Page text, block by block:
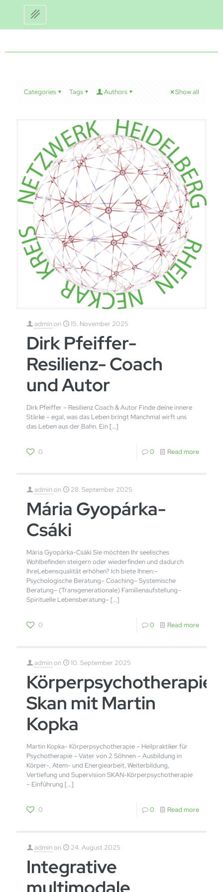
Categories Tags Authors Show all
adminon 15. November 2025
Dirk Pfeiffer-
Resilienz- Coach
und Autor
Dirk Pfeiffer – Resilienz Coach & Autor Finde deine innere
Stärke – egal, was das Leben bringt Manchmal wirft uns
das Leben aus der Bahn. Ein[…]
0 0 Read more
adminon 28. September 2025
Mária Gyopárka-
Csáki
Mária Gyopárka-Csáki Sie möchten Ihr seelisches
Wohlbefinden steigern oder wiederfinden und dadurch
IhreLebensqualität erhöhen? Ich biete Ihnen:–
Psychologische Beratung– Coaching– Systemische
Beratung– (Transgenerationale) Familienaufstellung–
Spirituelle Lebensberatung–[…]
0 0 Read more
adminon 10. September 2025
Körperpsychotherapie
Skan mit Martin
Kopka
Martin Kopka- Körperpsychotherapie – Heilpraktiker für
Psychotherapie – Vater von 2 Söhnen – Ausbildung in
Körper-, Atem- und Energiearbeit, Weiterbildung,
Vertiefung und Supervision SKAN-Körperpsychotherapie
– Einführung […]
0 0 Read more
adminon 24. August 2025
Integrative